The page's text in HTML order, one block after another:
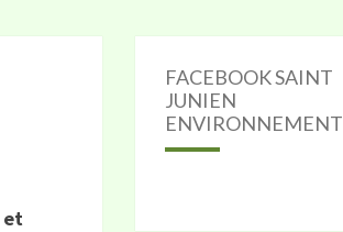
FACEBOOK SAINT
JUNIEN
ENVIRONNEMENT